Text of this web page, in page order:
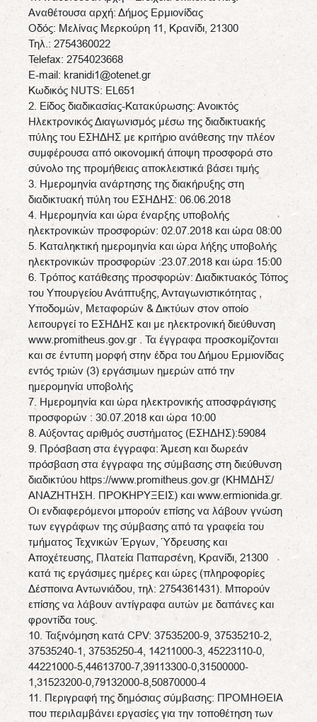
Αναθέτουσα αρχή: Δήμος Ερμιονίδας
Οδός: Μελίνας Μερκούρη 11, Κρανίδι, 21300
Τηλ.: 2754360022
Telefax: 2754023668
E-mail: kranidi1@otenet.gr
Κωδικός NUTS: EL651
2. Είδος διαδικασίας-Κατακύρωσης: Ανοικτός
Ηλεκτρονικός Διαγωνισμός μέσω της διαδικτυακής
πύλης του ΕΣΗΔΗΣ με κριτήριο ανάθεσης την πλέον
συμφέρουσα από οικονομική άποψη προσφορά στο
σύνολο της προμήθειας αποκλειστικά βάσει τιμής
3. Ημερομηνία ανάρτησης της διακήρυξης στη
διαδικτυακή πύλη του ΕΣΗΔΗΣ: 06.06.2018
4. Ημερομηνία και ώρα έναρξης υποβολής
ηλεκτρονικών προσφορών: 02.07.2018 και ώρα 08:00
5. Καταληκτική ημερομηνία και ώρα λήξης υποβολής
ηλεκτρονικών προσφορών :23.07.2018 και ώρα 15:00
6. Τρόπος κατάθεσης προσφορών: Διαδικτυακός Τόπος
του Υπουργείου Ανάπτυξης, Ανταγωνιστικότητας ,
Υποδομών, Μεταφορών & Δικτύων στον οποίο
λειτουργεί το ΕΣΗΔΗΣ και με ηλεκτρονική διεύθυνση
www.promitheus.gov.gr . Τα έγγραφα προσκομίζονται
και σε έντυπη μορφή στην έδρα του Δήμου Ερμιονίδας
εντός τριών (3) εργάσιμων ημερών από την
ημερομηνία υποβολής
7. Ημερομηνία και ώρα ηλεκτρονικής αποσφράγισης
προσφορών : 30.07.2018 και ώρα 10:00
8. Αύξοντας αριθμός συστήματος (ΕΣΗΔΗΣ):59084
9. Πρόσβαση στα έγγραφα: Άμεση και δωρεάν
πρόσβαση στα έγγραφα της σύμβασης στη διεύθυνση
διαδικτύου https://www.promitheus.gov.gr (ΚΗΜΔΗΣ/
ΑΝΑΖΗΤΗΣΗ. ΠΡΟΚΗΡΥΞΕΙΣ) και www.ermionida.gr.
Οι ενδιαφερόμενοι μπορούν επίσης να λάβουν γνώση
των εγγράφων της σύμβασης από τα γραφεία του
τμήματος Τεχνικών Έργων, Ύδρευσης και
Αποχέτευσης, Πλατεία Παπαρσένη, Κρανίδι, 21300
κατά τις εργάσιμες ημέρες και ώρες (πληροφορίες
Δέσποινα Αντωνιάδου, τηλ: 2754361431). Μπορούν
επίσης να λάβουν αντίγραφα αυτών με δαπάνες και
φροντίδα τους.
10. Ταξινόμηση κατά CPV: 37535200-9, 37535210-2,
37535240-1, 37535250-4, 14211000-3, 45223110-0,
44221000-5,44613700-7,39113300-0,31500000-
1,31523200-0,79132000-8,50870000-4
11. Περιγραφή της δημόσιας σύμβασης: ΠΡΟΜΗΘΕΙΑ
που περιλαμβάνει εργασίες για την τοποθέτηση των